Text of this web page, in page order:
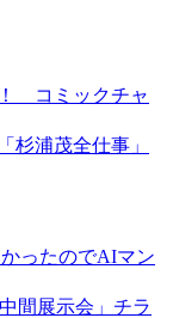
コミックチャ
杉浦茂全仕事」
ったのでAIマン
間展示会」チラ